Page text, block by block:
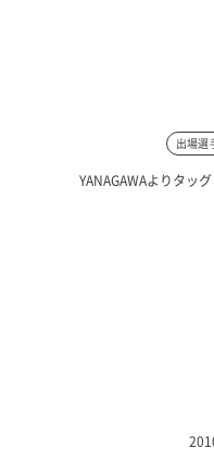
出場選
YANAGAWAよりタッ